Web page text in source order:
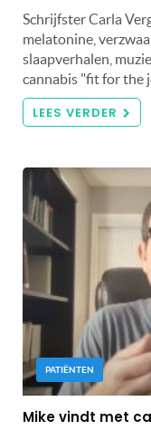
Schrijfster Carla
melatonine,
slaapverhalen,
cannabis "fit for the
LEES VERDER
PATIËNTEN
Mike vindt met